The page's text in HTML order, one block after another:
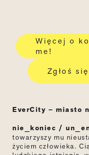
Więcej o
me!
Zgłoś
EverCity – miasto
nie_koniec /
towarzyszy mu
życiem człowieka.